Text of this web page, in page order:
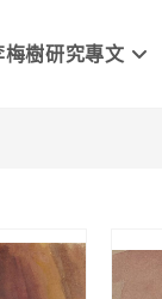
梅樹研究專文